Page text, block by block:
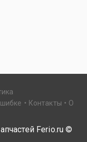
Контакты
О
Ferio.ru ©